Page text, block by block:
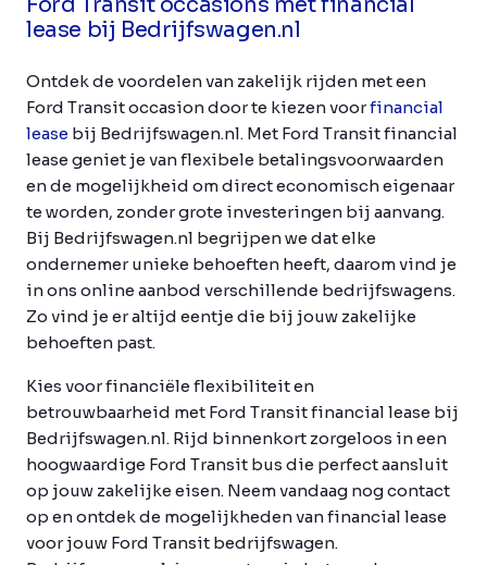
lease bij Bedrijfswagen.nl
Ontdek de voordelen van zakelijk rijden met een
Ford Transit occasion door te kiezen voorfinancial
lease bij Bedrijfswagen.nl. Met Ford Transit financial
lease geniet je van flexibele betalingsvoorwaarden
en de mogelijkheid om direct economisch eigenaar
te worden, zonder grote investeringen bij aanvang.
Bij Bedrijfswagen.nl begrijpen we dat elke
ondernemer unieke behoeften heeft, daarom vind je
in ons online aanbod verschillende bedrijfswagens.
Zo vind je er altijd eentje die bij jouw zakelijke
behoeften past.
Kies voor financiële flexibiliteit en
betrouwbaarheid met Ford Transit financial lease bij
Bedrijfswagen.nl. Rijd binnenkort zorgeloos in een
hoogwaardige Ford Transit bus die perfect aansluit
op jouw zakelijke eisen. Neem vandaag nog contact
op en ontdek de mogelijkheden van financial lease
voor jouw Ford Transit bedrijfswagen.